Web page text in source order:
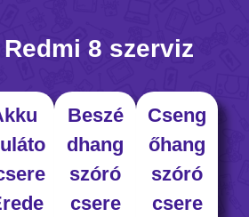
8 szerviz
Beszé
dhang
szóró
csere
Cseng
őhang
szóró
csere